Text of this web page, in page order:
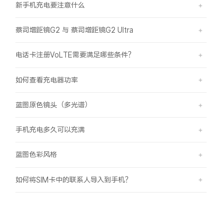
新手机充电要注意什么
蔡司增距镜G2 与 蔡司增距镜G2 Ultra
电话卡注册VoLTE需要满足哪些条件？
如何查看充电器功率
蓝图原色镜头（多光谱）
手机充电多久可以充满
蓝图色彩风格
如何将SIM卡中的联系人导入到手机？